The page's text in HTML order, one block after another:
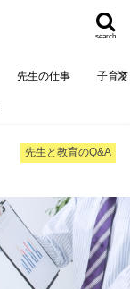
search
先生の仕事 子育て
先生と教育のQ&A